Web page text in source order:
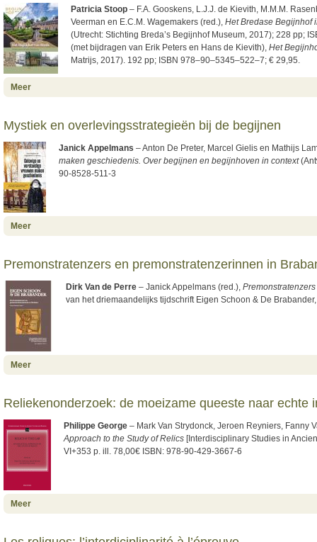
Patricia Stoop – F.A. Gooskens, L.J.J. de Kievith, M.M.M.
Veerman en E.C.M. Wagemakers (red.), Het Bredase Begijnhof
(Utrecht: Stichting Breda’s Begijnhof Museum, 2017); 228 pp;
(met bijdragen van Erik Peters en Hans de Kievith), Het
Matrijs, 2017). 192 pp; ISBN 978–90–5345–522–7; € 29,95.
Meer
Mystiek en overlevingsstrategieën bij de begijnen
Janick Appelmans – Anton De Preter, Marcel Gielis en Mathijs
maken geschiedenis. Over begijnen en begijnhoven in context
90-8528-511-3
Meer
Premonstratenzers en premonstratenzerinnen in
Dirk Van de Perre – Janick Appelmans (red.),
van het driemaandelijks tijdschrift Eigen Schoon & De
Meer
Reliekenonderzoek: de moeizame queeste naar echte
Philippe George – Mark Van Strydonck, Jeroen Reyniers, Fanny
Approach to the Study of Relics [Interdisciplinary Studies in
VI+353 p. ill. 78,00€ ISBN: 978-90-429-3667-6
Meer
interdisciplinariteit